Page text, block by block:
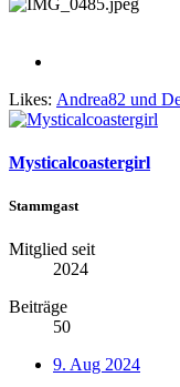
Likes: Andrea82 und
Mysticalcoastergirl
Stammgast
Mitglied seit
2024
Beiträge
50
9. Aug 2024